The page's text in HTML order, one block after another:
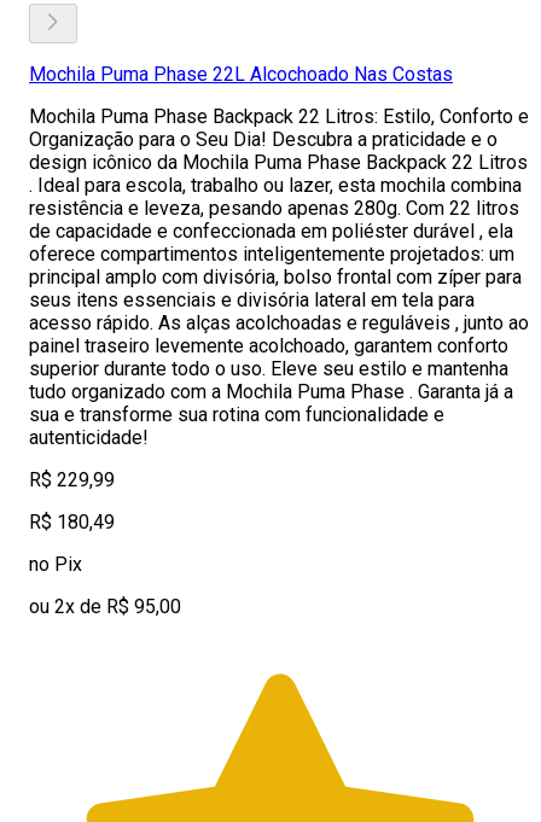
Mochila Puma Phase 22L Alcochoado Nas Costas
Mochila Puma Phase Backpack 22 Litros: Estilo, Conforto e
Organização para o Seu Dia! Descubra a praticidade e o
design icônico da Mochila Puma Phase Backpack 22 Litros
. Ideal para escola, trabalho ou lazer, esta mochila combina
resistência e leveza, pesando apenas 280g. Com 22 litros
de capacidade e confeccionada em poliéster durável , ela
oferece compartimentos inteligentemente projetados: um
principal amplo com divisória, bolso frontal com zíper para
seus itens essenciais e divisória lateral em tela para
acesso rápido. As alças acolchoadas e reguláveis , junto ao
painel traseiro levemente acolchoado, garantem conforto
superior durante todo o uso. Eleve seu estilo e mantenha
tudo organizado com a Mochila Puma Phase . Garanta já a
sua e transforme sua rotina com funcionalidade e
autenticidade!
R$ 229,99
R$ 180,49
no Pix
ou 2x de R$ 95,00